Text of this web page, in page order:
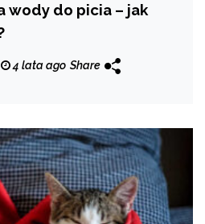
wody do picia – jak
4 lata ago Share